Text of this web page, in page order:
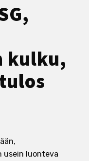
kulku,
usein luonteva